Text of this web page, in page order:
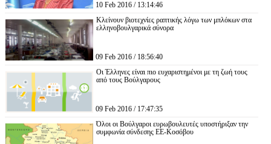
10 Feb 2016 / 13:14:46
Κλείνουν βιοτεχνίες ραπτικής λόγω των μπλόκων στα
ελληνοβουλγαρικά σύνορα
09 Feb 2016 / 18:56:40
Οι Έλληνες είναι πιο ευχαριστημένοι με τη ζωή τους
από τους Βούλγαρους
09 Feb 2016 / 17:47:35
Όλοι οι Βούλγαροι ευρωβουλευτές υποστήριξαν την
συμφωνία σύνδεσης ΕΕ-Κοσόβου